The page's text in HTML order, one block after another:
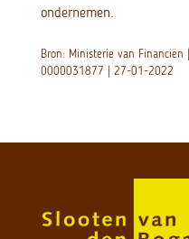
ondernemen.
Bron: Ministerie van
0000031877 | 27-01-2022